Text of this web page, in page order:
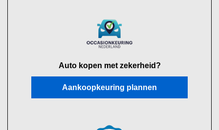
Auto kopen met zekerheid?
Aankoopkeuring plannen